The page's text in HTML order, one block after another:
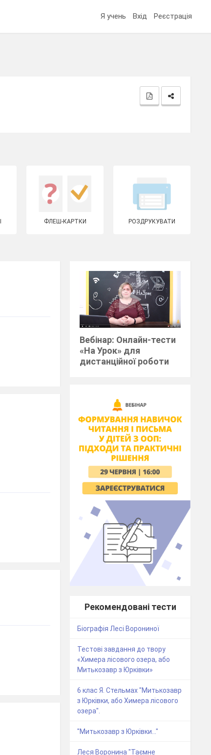
Я учень Вхід Реєстрація
ФЛЕШ-КАРТКИ РОЗДРУКУВАТИ
Вебінар: Онлайн-тести
«На Урок» для
дистанційної роботи
Рекомендовані тести
Біографія Лесі Ворониної
Тестові завдання до твору
«Химера лісового озера, або
Митькозавр з Юрківки»
6 клас Я. Стельмах "Митькозавр
з Юрківки, або Химера лісового
озера".
"Митькозавр з Юрківки..."
Леся Воронина "Таємне